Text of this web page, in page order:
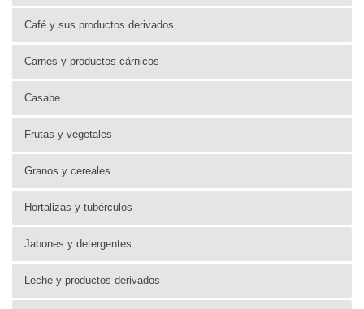
Café y sus productos derivados
Carnes y productos cárnicos
Casabe
Frutas y vegetales
Granos y cereales
Hortalizas y tubérculos
Jabones y detergentes
Leche y productos derivados